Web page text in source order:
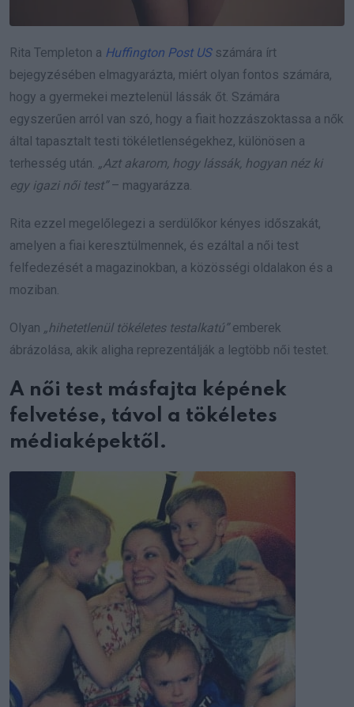
Rita Templeton a Huffington Post USszámára írt
bejegyzésében elmagyarázta, miért olyan fontos számára,
hogy a gyermekei meztelenül lássák őt. Számára
egyszerűen arról van szó, hogy a fiait hozzászoktassa a nők
által tapasztalt testi tökéletlenségekhez, különösen a
terhesség után. „Azt akarom, hogy lássák, hogyan néz ki
egy igazi női test”– magyarázza.
Rita ezzel megelőlegezi a serdülőkor kényes időszakát,
amelyen a fiai keresztülmennek, és ezáltal a női test
felfedezését a magazinokban, a közösségi oldalakon és a
moziban.
Olyan „hihetetlenül tökéletes testalkatú”emberek
ábrázolása, akik aligha reprezentálják a legtöbb női testet.
A női test másfajta képének
felvetése, távol a tökéletes
médiaképektől.